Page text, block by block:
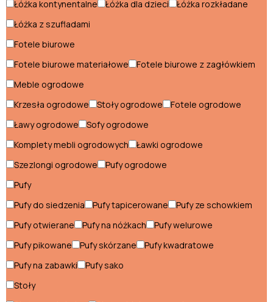
Krzesła do kuchni
Półki do kuchni
Stoliki do kuchni
Szafki do kuchni
Witryny kuchenne
Biurka do biura
Fotele gabinetowe
Fotele obrotowe
Łóżka kontynentalne
Łóżka dla dzieci
Łóżka rozkładane
Łóżka z szufladami
Fotele biurowe
Fotele biurowe materiałowe
Fotele biurowe z zagłówkiem
Meble ogrodowe
Krzesła ogrodowe
Stoły ogrodowe
Fotele ogrodowe
Ławy ogrodowe
Sofy ogrodowe
Komplety mebli ogrodowych
Ławki ogrodowe
Szezlongi ogrodowe
Pufy ogrodowe
Pufy
Pufy do siedzenia
Pufy tapicerowane
Pufy ze schowkiem
Pufy otwierane
Pufy na nóżkach
Pufy welurowe
Pufy pikowane
Pufy skórzane
Pufy kwadratowe
Pufy na zabawki
Pufy sako
Stoły